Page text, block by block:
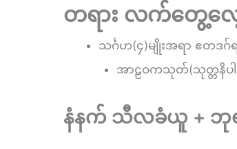
တရား လက်တွေ့လေ့
သင်္ဂဟ(၄)မျိုးအရာ ဧတဒ
အာဠဝကသုတ်(သုတ္တနိပါတ
နံနက် သီလခံယူ + ဘုရ